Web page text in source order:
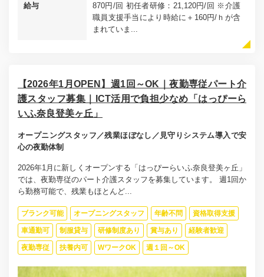
給与
870円/回 初任者研修：21,120円/回 ※介護
職員支援手当により時給に＋160円/ｈが含
まれていま...
【2026年1月OPEN】週1回～OK｜夜勤専従パート介
護スタッフ募集｜ICT活用で負担少なめ「はっぴーら
いふ奈良登美ヶ丘」
オープニングスタッフ／残業ほぼなし／見守りシステム導入で安
心の夜勤体制
2026年1月に新しくオープンする「はっぴーらいふ奈良登美ヶ丘」
では、夜勤専従のパート介護スタッフを募集しています。 週1回か
ら勤務可能で、残業もほとんど...
ブランク可能 オープニングスタッフ 年齢不問 資格取得支援
車通勤可 制服貸与 研修制度あり 賞与あり 経験者歓迎
夜勤専従 扶養内可 WワークOK 週１回～OK